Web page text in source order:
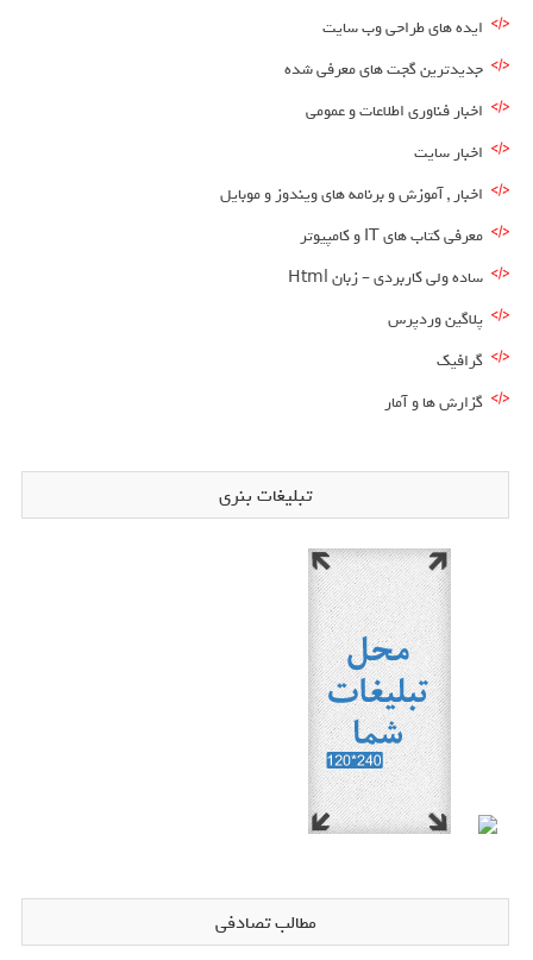
ایده های طراحی وب سایت
جدیدترین گجت های معرفی شده
اخبار فناوری اطلاعات و عمومی
اخبار سایت
اخبار , آموزش و برنامه های ویندوز و موبایل
معرفی کتاب های IT و کامپیوتر
ساده ولی کاربردی – زبان Html
پلاگین وردپرس
گرافیک
گزارش ها و آمار
تبلیغات بنری
مطالب تصادفی